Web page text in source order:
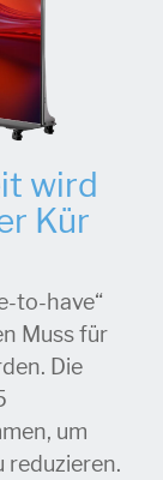
wird
Kür
to-have“
Muss für
Die
um
reduzieren.